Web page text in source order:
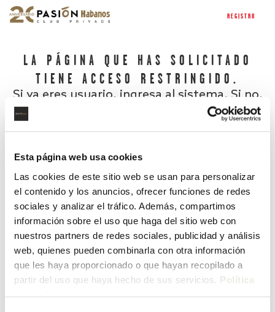
Esta página web usa cookies
Las cookies de este sitio web se usan para personalizar
el contenido y los anuncios, ofrecer funciones de redes
sociales y analizar el tráfico. Además, compartimos
información sobre el uso que haga del sitio web con
nuestros partners de redes sociales, publicidad y análisis
web, quienes pueden combinarla con otra información
que les haya proporcionado o que hayan recopilado a
partir del uso que haya hecho de sus servicios. Política
REGISTRO
LA PÁGINA QUE HAS SOLICITADO
TIENE ACCESO RESTRINGIDO.
Si ya eres usuario, ingresa al sistema. Si no,
¿Has olvidado tu contraseña?